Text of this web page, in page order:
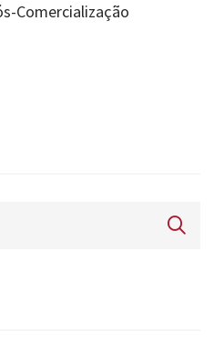
Comercialização